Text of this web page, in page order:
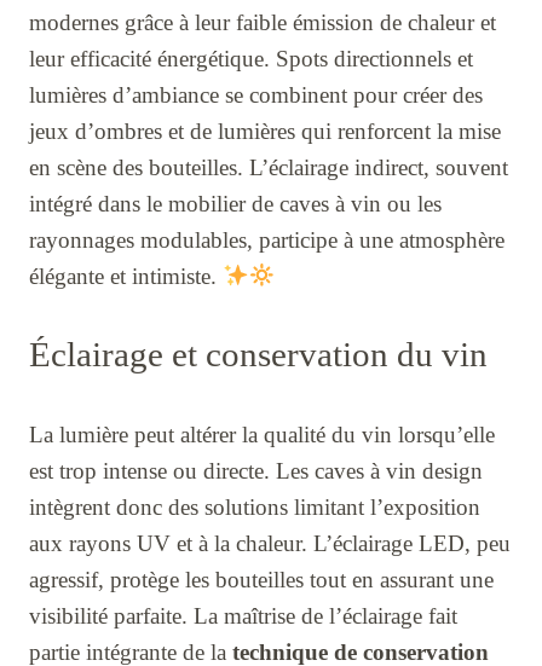
modernes grâce à leur faible émission de chaleur et
leur efficacité énergétique. Spots directionnels et
lumières d’ambiance se combinent pour créer des
jeux d’ombres et de lumières qui renforcent la mise
en scène des bouteilles. L’éclairage indirect, souvent
intégré dans le mobilier de caves à vin ou les
rayonnages modulables, participe à une atmosphère
élégante et intimiste.
Éclairage et conservation du vin
La lumière peut altérer la qualité du vin lorsqu’elle
est trop intense ou directe. Les caves à vin design
intègrent donc des solutions limitant l’exposition
aux rayons UV et à la chaleur. L’éclairage LED, peu
agressif, protège les bouteilles tout en assurant une
visibilité parfaite. La maîtrise de l’éclairage fait
partie intégrante de la technique de conservation